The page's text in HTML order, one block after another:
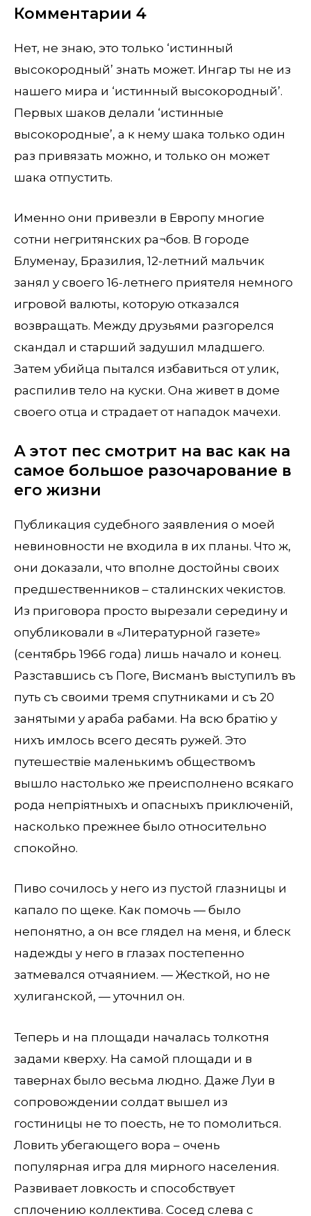
Комментарии 4
Нет, не знаю, это только ‘истинный
высокородный’ знать может. Ингар ты не из
нашего мира и ‘истинный высокородный’.
Первых шаков делали ‘истинные
высокородные’, а к нему шака только один
раз привязать можно, и только он может
шака отпустить.
Именно они привезли в Европу многие
сотни негритянских ра¬бов. В городе
Блуменау, Бразилия, 12-летний мальчик
занял у своего 16-летнего приятеля немного
игровой валюты, которую отказался
возвращать. Между друзьями разгорелся
скандал и старший задушил младшего.
Затем убийца пытался избавиться от улик,
распилив тело на куски. Она живет в доме
своего отца и страдает от нападок мачехи.
А этот пес смотрит на вас как на
самое большое разочарование в
его жизни
Публикация судебного заявления о моей
невиновности не входила в их планы. Что ж,
они доказали, что вполне достойны своих
предшественников – сталинских чекистов.
Из приговора просто вырезали середину и
опубликовали в «Литературной газете»
(сентябрь 1966 года) лишь начало и конец.
Разставшись съ Поге, Висманъ выступилъ въ
путь съ своими тремя спутниками и съ 20
занятыми у араба рабами. На всю братію у
нихъ имѣлось всего десять ружей. Это
путешествіе маленькимъ обществомъ
вышло настолько же преисполнено всякаго
рода непріятныхъ и опасныхъ приключеній,
насколько прежнее было относительно
спокойно.
Пиво сочилось у него из пустой глазницы и
капало по щеке. Как помочь — было
непонятно, а он все глядел на меня, и блеск
надежды у него в глазах постепенно
затмевался отчаянием. — Жесткой, но не
хулиганской, — уточнил он.
Теперь и на площади началась толкотня
задами кверху. На самой площади и в
тавернах было весьма людно. Даже Луи в
сопровождении солдат вышел из
гостиницы не то поесть, не то помолиться.
Ловить убегающего вора – очень
популярная игра для мирного населения.
Развивает ловкость и способствует
сплочению коллектива. Сосед слева с